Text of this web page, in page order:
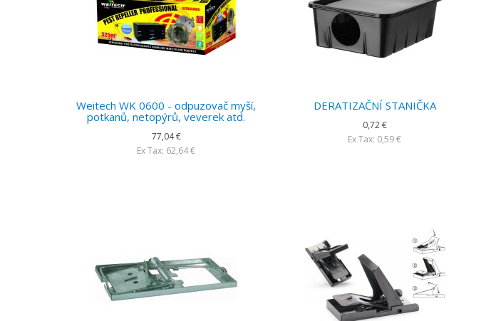
Weitech WK 0600 - odpuzovač myší,
potkanů, netopýrů, veverek atd.
77,04 €
Ex Tax: 62,64 €
DERATIZAČNÍ STANIČKA
0,72 €
Ex Tax: 0,59 €